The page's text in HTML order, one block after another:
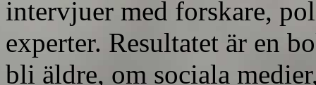
intervjuer med forskare,
experter. Resultatet är en
bli äldre, om sociala